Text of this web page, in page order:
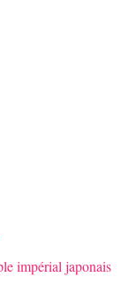
impérial japonais